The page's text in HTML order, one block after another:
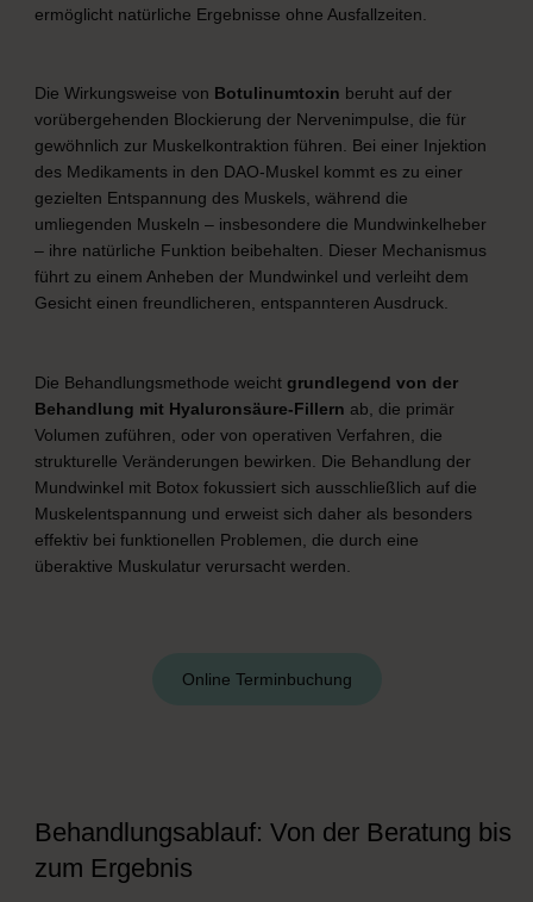
ermöglicht natürliche Ergebnisse ohne Ausfallzeiten.
Die Wirkungsweise von Botulinumtoxin beruht auf der
vorübergehenden Blockierung der Nervenimpulse, die für
gewöhnlich zur Muskelkontraktion führen. Bei einer Injektion
des Medikaments in den DAO-Muskel kommt es zu einer
gezielten Entspannung des Muskels, während die
umliegenden Muskeln – insbesondere die Mundwinkelheber
– ihre natürliche Funktion beibehalten. Dieser Mechanismus
führt zu einem Anheben der Mundwinkel und verleiht dem
Gesicht einen freundlicheren, entspannteren Ausdruck.
Die Behandlungsmethode weicht grundlegend von der
Behandlung mit Hyaluronsäure-Fillern ab, die primär
Volumen zuführen, oder von operativen Verfahren, die
strukturelle Veränderungen bewirken. Die Behandlung der
Mundwinkel mit Botox fokussiert sich ausschließlich auf die
Muskelentspannung und erweist sich daher als besonders
effektiv bei funktionellen Problemen, die durch eine
überaktive Muskulatur verursacht werden.
Online Terminbuchung
Behandlungsablauf: Von der Beratung bis
zum Ergebnis